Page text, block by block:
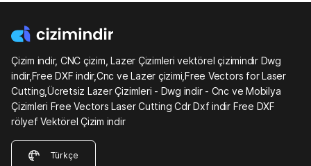
Çizim indir, CNC çizim, Lazer Çizimleri vektörel çizimindir Dwg
indir,Free DXF indir,Cnc ve Lazer çizimi,Free Vectors for Laser
Cutting,Ücretsiz Lazer Çizimleri - Dwg indir - Cnc ve Mobilya
Çizimleri Free Vectors Laser Cutting Cdr Dxf indir Free DXF
rölyef Vektörel Çizim indir
Türkçe